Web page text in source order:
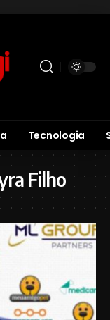
Tecnologia
Filho